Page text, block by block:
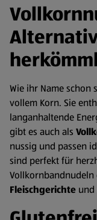
Wie ihr Name schon
vollem Korn. Sie
langanhaltende
gibt es auch als
nussig und passen
sind perfekt für
Fleischgerichte und